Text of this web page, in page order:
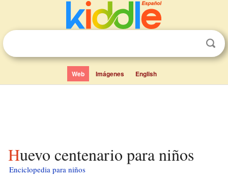
Web Imágenes English
Huevo centenario para niños
Enciclopedia para niños